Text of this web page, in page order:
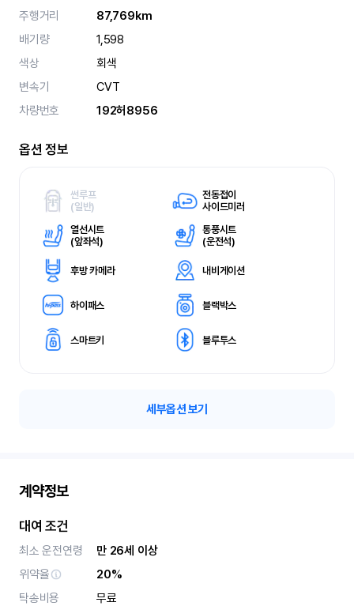
주행거리
87,769km
배기량
1,598
색상
회색
변속기
CVT
차량번호
192허8956
옵션 정보
썬루프
(일반)
전동접이
사이드미러
열선시트
(앞좌석)
통풍시트
(운전석)
후방 카메라 내비게이션
하이패스 블랙박스
스마트키 블루투스
세부옵션 보기
계약정보
대여 조건
최소 운전연령
만 26세 이상
위약율
20%
탁송비용
무료